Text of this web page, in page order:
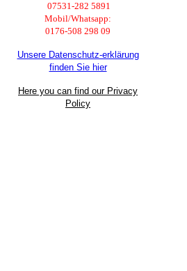
07531-282 5891
Mobil/Whatsapp:
0176-508 298 09
Unsere Datenschutz-erklärung
finden Sie hier
Here you can find our Privacy
Policy